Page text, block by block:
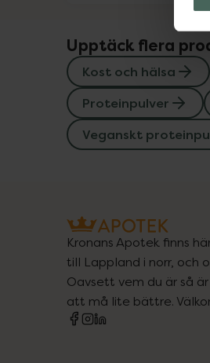
Upptäck flera
Kost och hälsa
Proteinpulver
Veganskt
Kronans Apotek finns
till Lappland i norr, och
Oavsett vem du är så
att må lite bättre.